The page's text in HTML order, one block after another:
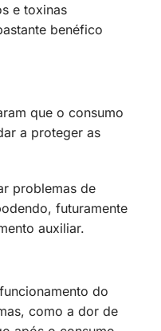
e toxinas
benéfico
que o consumo
a proteger as
problemas de
futuramente
auxiliar.
do
como a dor de